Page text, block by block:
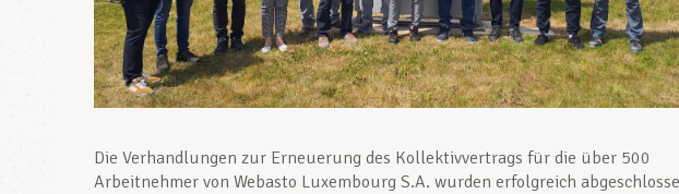
Die Verhandlungen zur Erneuerung des Kollektivvertrags für die über 500
Arbeitnehmer von Webasto Luxembourg S.A. wurden erfolgreich